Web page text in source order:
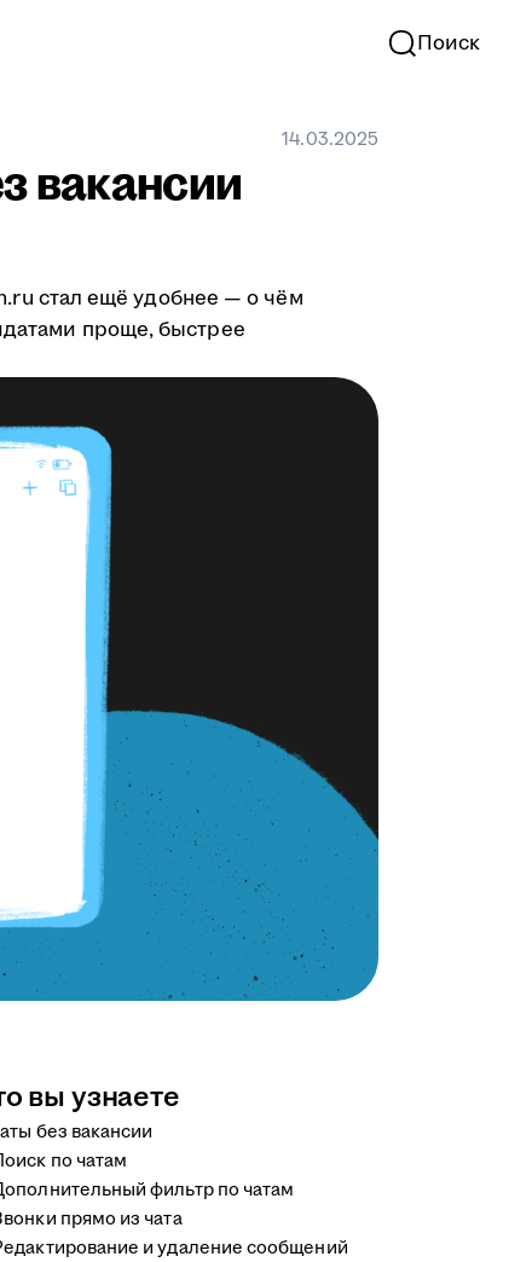
Поиск
14.03.2025
вакансии
стал ещё удобнее — о чём
проще, быстрее
вы узнаете
без вакансии
по чатам
фильтр по чатам
прямо из чата
и удаление сообщений